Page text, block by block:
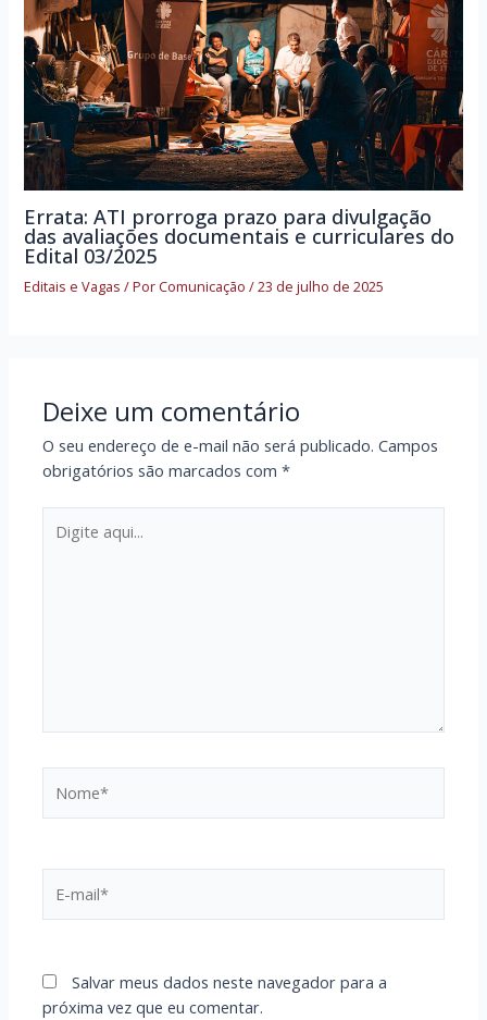
Errata: ATI prorroga prazo para divulgação
das avaliações documentais e curriculares do
Edital 03/2025
Editais e Vagas / PorComunicação/23 de julho de 2025
Deixe um comentário
O seu endereço de e-mail não será publicado. Campos
obrigatórios são marcados com*
aqui...
mail*
Salvar meus dados neste navegador para a
próxima vez que eu comentar.